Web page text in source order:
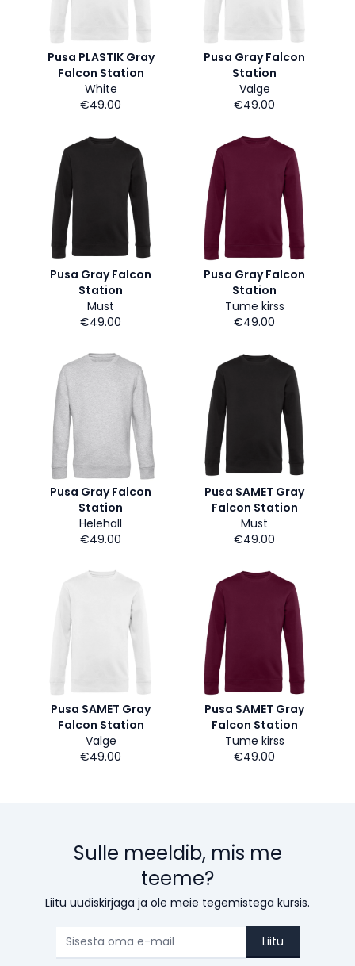
Pusa PLASTIK Gray
Falcon Station
White
€49.00
Pusa Gray Falcon
Station
Valge
€49.00
Pusa Gray Falcon
Station
Must
€49.00
Pusa Gray Falcon
Station
Tume kirss
€49.00
Pusa Gray Falcon
Station
Helehall
€49.00
Pusa SAMET Gray
Falcon Station
Must
€49.00
Pusa SAMET Gray
Falcon Station
Valge
€49.00
Pusa SAMET Gray
Falcon Station
Tume kirss
€49.00
Sulle meeldib, mis me
teeme?
Liitu uudiskirjaga ja ole meie tegemistega kursis.
Liitu